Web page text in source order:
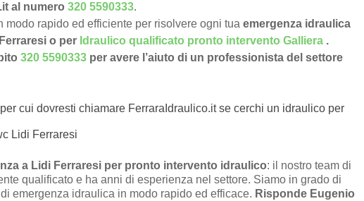
al numero 320 5590333.
modo rapido ed efficiente per risolvere ogni tua emergenza idraulica
o per Idraulico qualificato pronto intervento Galliera .
320 5590333 per avere l’aiuto di un professionista del settore
cui dovresti chiamare FerraraIdraulico.it se cerchi un idraulico per
Lidi Ferraresi
a Lidi Ferraresi per pronto intervento idraulico: il nostro team di
qualificato e ha anni di esperienza nel settore. Siamo in grado di
emergenza idraulica in modo rapido ed efficace. Risponde Eugenio